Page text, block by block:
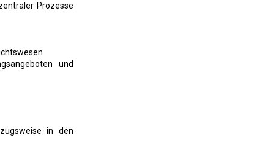
Prozesse
und
in den